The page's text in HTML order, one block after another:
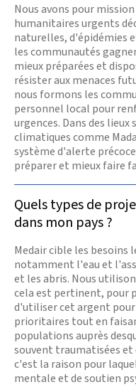
Nous avons pour
humanitaires urgents
naturelles, d'épidémies
les communautés
mieux préparées et
résister aux menaces
nous formons les
personnel local pour
urgences. Dans des
climatiques comme
système d'alerte
préparer et mieux faire
Quels types de
dans mon pays ?
Medair cible les besoins
notamment l'eau et
et les abris. Nous
cela est pertinent, pour
d'utiliser cet argent
prioritaires tout en
populations auprès
souvent traumatisées et
c'est la raison pour
mentale et de soutien